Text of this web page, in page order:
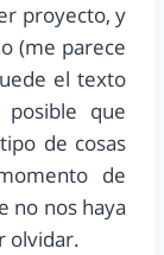
proyecto, y
(me parece
el texto
que
de cosas
de
no nos haya
olvidar.